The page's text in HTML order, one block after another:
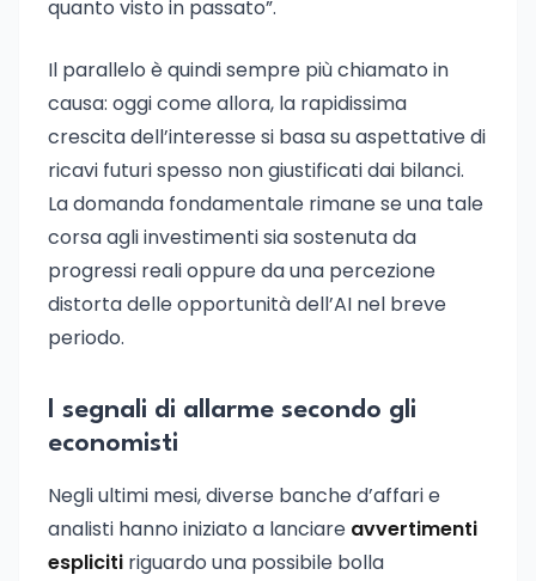
quanto visto in passato”.
Il parallelo è quindi sempre più chiamato in
causa: oggi come allora, la rapidissima
crescita dell’interesse si basa su aspettative di
ricavi futuri spesso non giustificati dai bilanci.
La domanda fondamentale rimane se una tale
corsa agli investimenti sia sostenuta da
progressi reali oppure da una percezione
distorta delle opportunità dell’AI nel breve
periodo.
I segnali di allarme secondo gli
economisti
Negli ultimi mesi, diverse banche d’affari e
analisti hanno iniziato a lanciare avvertimenti
espliciti riguardo una possibile bolla